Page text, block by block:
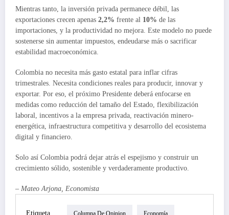
Mientras tanto, la inversión privada permanece débil, las
exportaciones crecen apenas 2,2% frente al 10% de las
importaciones, y la productividad no mejora. Este modelo no puede
sostenerse sin aumentar impuestos, endeudarse más o sacrificar
estabilidad macroeconómica.
Colombia no necesita más gasto estatal para inflar cifras
trimestrales. Necesita condiciones reales para producir, innovar y
exportar. Por eso, el próximo Presidente deberá enfocarse en
medidas como reducción del tamaño del Estado, flexibilización
laboral, incentivos a la empresa privada, reactivación minero-
energética, infraestructura competitiva y desarrollo del ecosistema
digital y financiero.
Solo así Colombia podrá dejar atrás el espejismo y construir un
crecimiento sólido, sostenible y verdaderamente productivo.
– Mateo Arjona, Economista
Etiqueta Columna De Opinion Economía